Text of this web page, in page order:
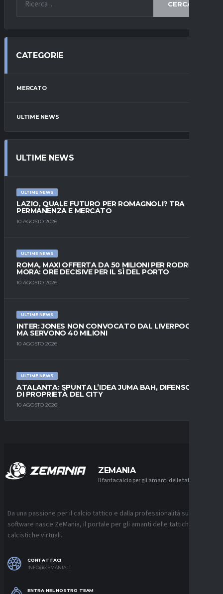
CERCA
CATEGORIE
MERCATO
ULTIME NEWS
ULTIME NEWS
ULTIME NEWS
LAZIO, QUALE FUTURO PER ROMAGNOLI? TRA
PERMANENZA E MERCATO
10 AGOSTO 2026
ULTIME NEWS
ROMA, MAXI OFFERTA DA 50 MILIONI PER RODRIGO
MORA: ORE DECISIVE PER IL SÌ DEL PORTO
10 AGOSTO 2026
ULTIME NEWS
INTER: JONES NON CONVOCATO DAL LIVERPOOL,
MA SERVONO 40 MILIONI
10 AGOSTO 2026
ULTIME NEWS
ATALANTA: SPUNTA L’IDEA JUMA BAH, DIFENSORE
DI PROPRIETÀ DEL CITY
10 AGOSTO 2026
ZEMANIA
Il fantacalcio per gli amanti delle tattiche
Da una passione per il calcio tattico e dalla professionalità sui
software nasce ZeMania, il portale per gli amanti delle tattiche
calcistiche virtuali.
CONTATTACI
INFO@ZEMANIA.IT
ENTRA NEL NOSTRO TEAM